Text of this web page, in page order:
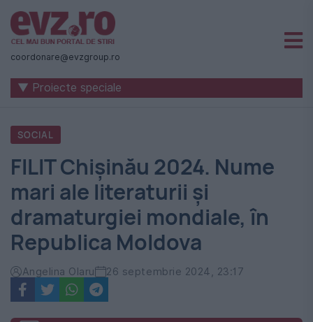
Știri
naționale
internaționale
România
-
Evenimentul
Zilei
coordonare@evzgroup.ro
▼ Proiecte speciale
SOCIAL
FILIT Chișinău 2024. Nume
mari ale literaturii și
dramaturgiei mondiale, în
Republica Moldova
Angelina Olaru 26 septembrie 2024, 23:17